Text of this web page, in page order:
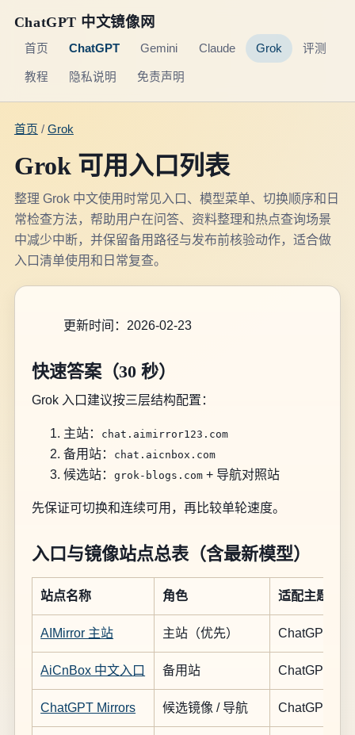
ChatGPT 中文镜像网
首页 ChatGPT Gemini Claude Grok 评测
教程 隐私说明 免责声明
首页 / Grok
Grok 可用入口列表
整理 Grok 中文使用时常见入口、模型菜单、切换顺序和日
常检查方法，帮助用户在问答、资料整理和热点查询场景
中减少中断，并保留备用路径与发布前核验动作，适合做
入口清单使用和日常复查。
更新时间：2026-02-23
快速答案（30 秒）
Grok 入口建议按三层结构配置：
主站： chat.aimirror123.com
备用站： chat.aicnbox.com
候选站： grok-blogs.com+ 导航对照站
先保证可切换和连续可用，再比较单轮速度。
入口与镜像站点总表（含最新模型）
站点名称 角色 适配主题
AIMirror 主站 主站（优先） ChatGPT /
AiCnBox 中文入口 备用站 ChatGPT /
ChatGPT Mirrors 候选镜像 / 导航 ChatGPT